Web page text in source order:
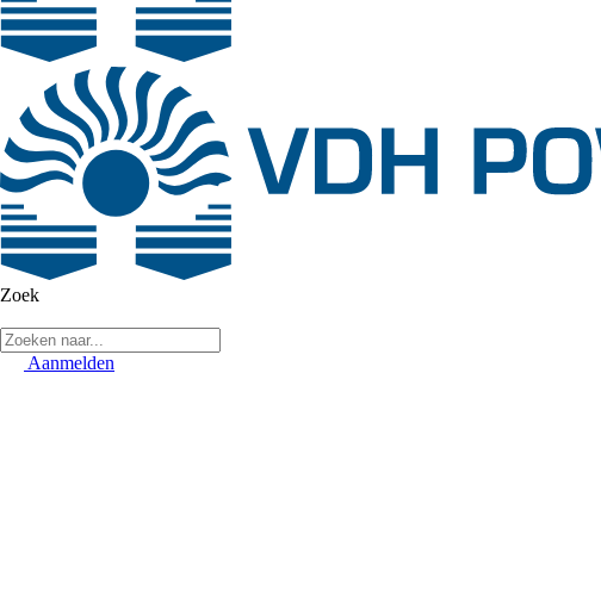
Zoek
Aanmelden